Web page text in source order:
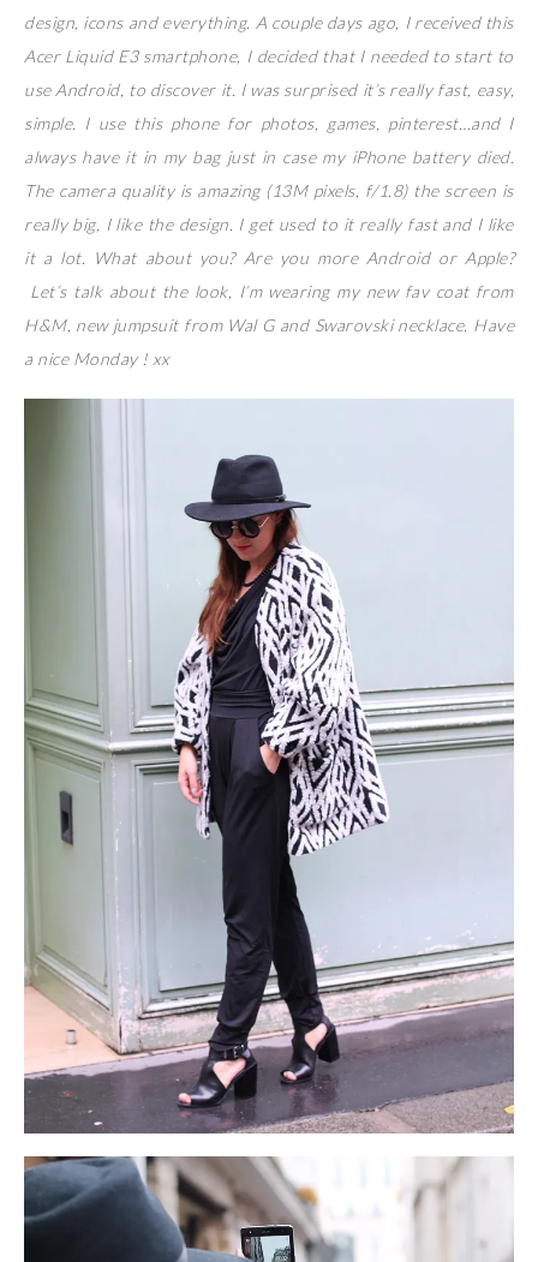
design, icons and everything. A couple days ago, I received this
Acer Liquid E3 smartphone, I decided that I needed to start to
use Android, to discover it. I was surprised it’s really fast, easy,
simple. I use this phone for photos, games, pinterest…and I
always have it in my bag just in case my iPhone battery died.
The camera quality is amazing (13M pixels, f/1.8) the screen is
really big, I like the design. I get used to it really fast and I like
it a lot. What about you? Are you more Android or Apple?
Let’s talk about the look, I’m wearing my new fav coat from
H&M, new jumpsuit from Wal G and Swarovski necklace. Have
a nice Monday ! xx